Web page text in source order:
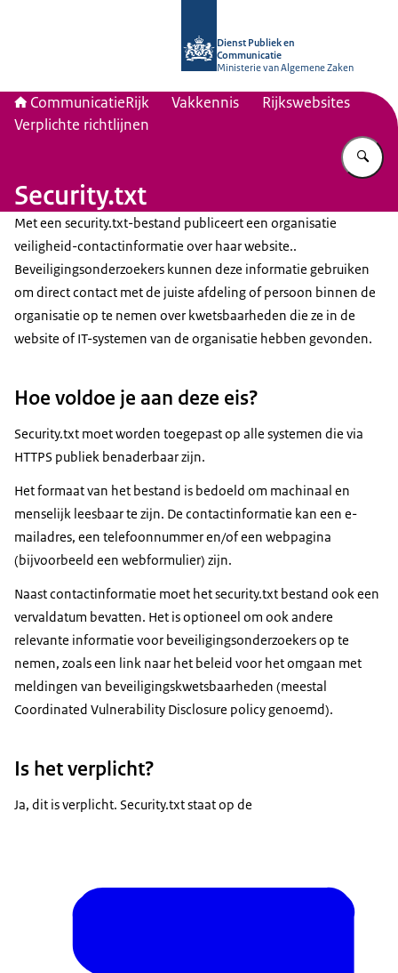
Dienst Publiek en
Communicatie
Ministerie van Algemene Zaken
CommunicatieRijk Vakkennis
Rijkswebsites
Verplichte richtlijnen
Security.txt
Met een security.txt-bestand publiceert een organisatie
veiligheid-contactinformatie over haar website..
Beveiligingsonderzoekers kunnen deze informatie gebruiken
om direct contact met de juiste afdeling of persoon binnen de
organisatie op te nemen over kwetsbaarheden die ze in de
website of IT-systemen van de organisatie hebben gevonden.
Hoe voldoe je aan deze eis?
Security.txt moet worden toegepast op alle systemen die via
HTTPS publiek benaderbaar zijn.
Het formaat van het bestand is bedoeld om machinaal en
menselijk leesbaar te zijn. De contactinformatie kan een e-
mailadres, een telefoonnummer en/of een webpagina
(bijvoorbeeld een webformulier) zijn.
Naast contactinformatie moet het security.txt bestand ook een
vervaldatum bevatten. Het is optioneel om ook andere
relevante informatie voor beveiligingsonderzoekers op te
nemen, zoals een link naar het beleid voor het omgaan met
meldingen van beveiligingskwetsbaarheden (meestal
Coordinated Vulnerability Disclosure policy genoemd).
Is het verplicht?
Ja, dit is verplicht. Security.txt staat op de